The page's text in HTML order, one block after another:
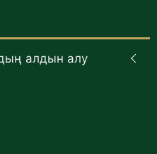
алдын алу